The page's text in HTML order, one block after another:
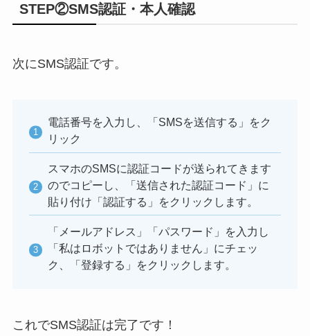
STEP②SMS認証・本人確認
次にSMS認証です。
電話番号を入力し、「SMSを送信する」をク
リック
スマホのSMSに認証コードが送られてきます
のでコピーし、「送信された認証コード」に
貼り付け「認証する」をクリックします。
「メールアドレス」「パスワード」を入力し
「私はロボットではありません」にチェッ
ク、「登録する」をクリックします。
これでSMS認証は完了です！